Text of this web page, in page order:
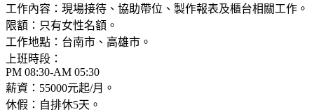
工作內容：現場接待、協助帶位、製作報表及櫃台相關工作。
限額：只有女性名額。
工作地點：台南市、高雄市。
上班時段：
PM 08:30-AM 05:30
薪資：55000元起/月。
休假：自排休5天。